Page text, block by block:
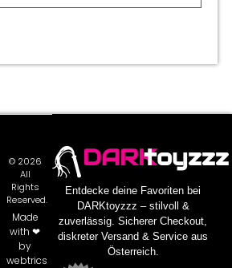
DARKtoyzzz
Entdecke deine Favoriten bei
DARKtoyzzz – stilvoll &
zuverlässig. Sicherer Checkout,
diskreter Versand & Service aus
Österreich.
© 2026
All
Rights
Reserved.
Made
with ❤
by
webtrics